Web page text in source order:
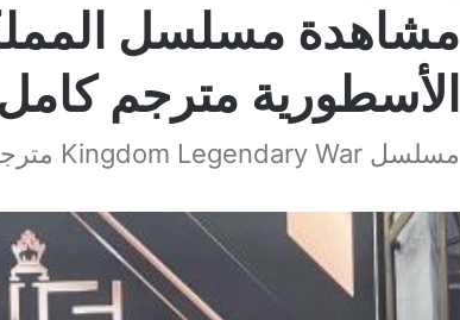
مشاهدة مسلسل
الأسطورية مترجم كامل
مسلسل Kingdom Legendary War مترجم